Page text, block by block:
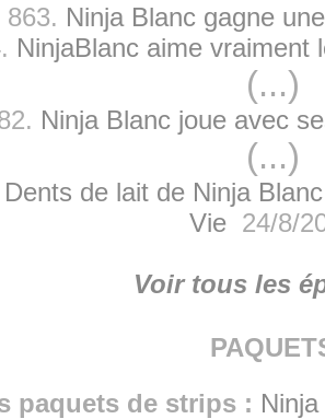
863. Ninja Blanc gagne
NinjaBlanc aime vraiment
(...)
Ninja Blanc joue avec
(...)
Dents de lait de Ninja
Vie24/8/
Voir tous les
paquets de strips :